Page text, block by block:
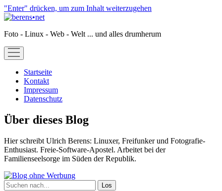
"Enter" drücken, um zum Inhalt weiterzugehen
berens•net
Foto - Linux - Web - Welt ... und alles drumherum
open
menu
Startseite
Kontakt
Impressum
Datenschutz
Sidebar
Über dieses Blog
Hier schreibt Ulrich Berens: Linuxer, Freifunker und Fotografie-
Enthusiast. Freie-Software-Apostel. Arbeitet bei der
Familienseelsorge im Süden der Republik.
Suchen